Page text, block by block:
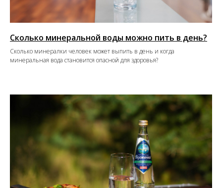
Сколько минеральной воды можно пить в день?
Сколько минералки человек может выпить в день и когда
минеральная вода становится опасной для здоровья?